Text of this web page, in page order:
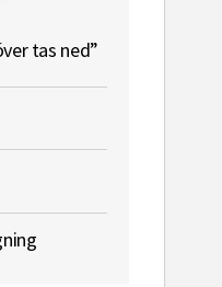
tas ned”